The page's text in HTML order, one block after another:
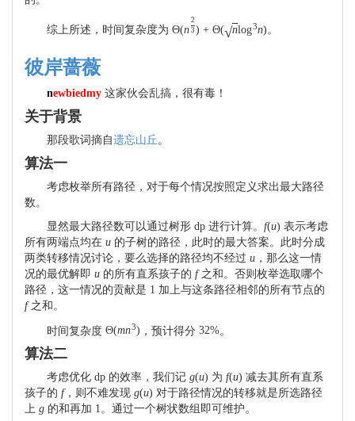
综上所述，时间复杂度为 Θ(n
2
3 ) + Θ(√nlog3n)。
彼岸蔷薇
newbiedmy 这家伙会乱搞，很有毒！
关于背景
那段歌词摘自遗忘山丘 。
算法一
考虑枚举所有路径，对于每个情况按照定义求出最大路径
数。
显然最大路径数可以通过树形 dp 进行计算。 f(u) 表示考虑
所有两端点均在 u 的子树的路径，此时的最大答案。此时分成
两类转移情况讨论，要么选择的路径均不经过 u ，那么这一情
况的最优解即 u 的所有直系孩子的 f之和。否则枚举选取哪个
路径，这一情况的贡献是 1 加上与这条路径相邻的所有节点的
f之和。
时间复杂度 Θ(mn3) ，预计得分 32%。
算法二
考虑优化 dp 的效率，我们记 g(u) 为 f(u) 减去其所有直系
孩子的 f，则不难发现 g(u) 对于路径情况的转移就是所选路径
上 g 的和再加 1。通过一个树状数组即可维护。